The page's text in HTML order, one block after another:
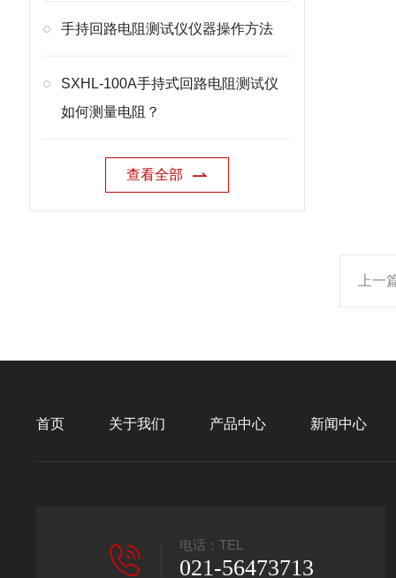
手持回路电阻测试仪仪器操作方法
SXHL-100A手持式回路电阻测试仪
如何测量电阻？
查看全部
上一
首页 关于我们 产品中心 新闻中心
电话：TEL
021-56473713